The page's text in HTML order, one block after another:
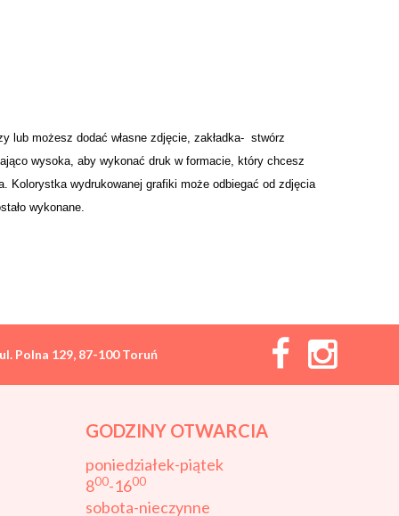
lub możesz dodać własne zdjęcie, zakładka- stwórz
wysoka, aby wykonać druk w formacie, który chcesz
Kolorystka wydrukowanej grafiki może odbiegać od zdjęcia
wykonane.
Polna 129, 87-100 Toruń
GODZINY OTWARCIA
poniedziałek-piątek
800-1600
sobota-nieczynne